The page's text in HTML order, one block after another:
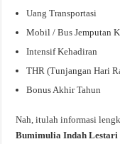
Uang Transportasi
Mobil / Bus Jemputan
Intensif Kehadiran
THR (Tunjangan Hari
Bonus Akhir Tahun
Nah, itulah informasi
Bumimulia Indah Lestari